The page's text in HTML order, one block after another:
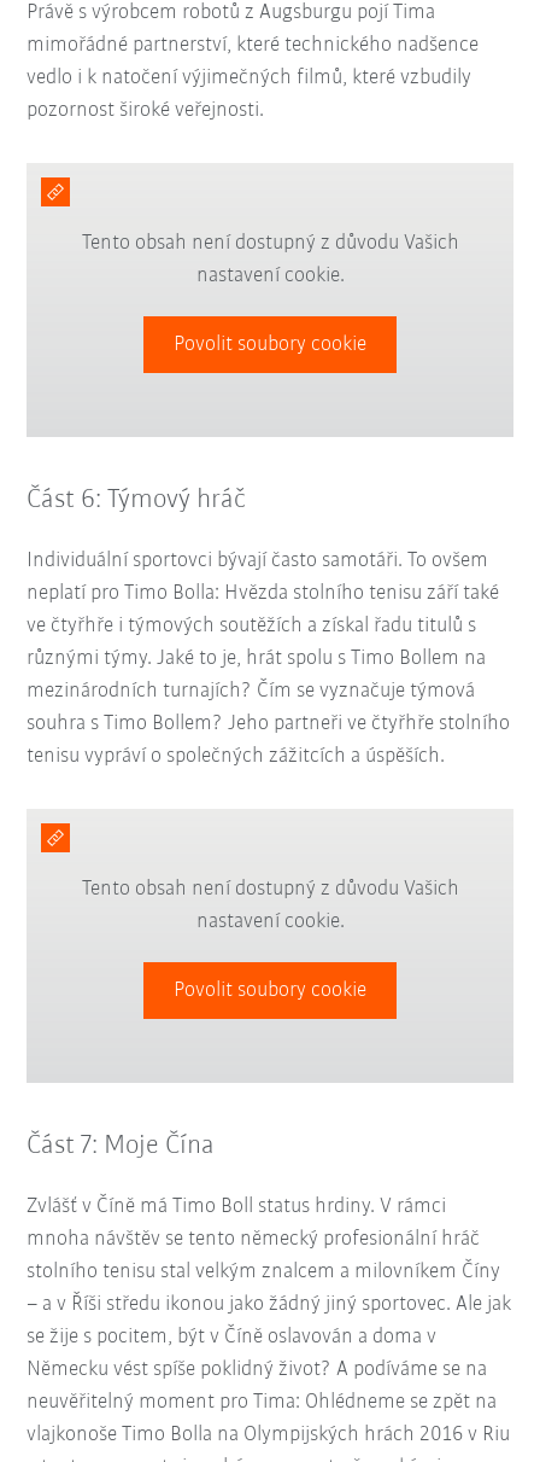
Právě s výrobcem robotů z Augsburgu pojí Tima
mimořádné partnerství, které technického nadšence
vedlo i k natočení výjimečných filmů, které vzbudily
pozornost široké veřejnosti.
Tento obsah není dostupný z důvodu Vašich
nastavení cookie.
Povolit soubory cookie
Část 6: Týmový hráč
Individuální sportovci bývají často samotáři. To ovšem
neplatí pro Timo Bolla: Hvězda stolního tenisu září také
ve čtyřhře i týmových soutěžích a získal řadu titulů s
různými týmy. Jaké to je, hrát spolu s Timo Bollem na
mezinárodních turnajích? Čím se vyznačuje týmová
souhra s Timo Bollem? Jeho partneři ve čtyřhře stolního
tenisu vypráví o společných zážitcích a úspěších.
Tento obsah není dostupný z důvodu Vašich
nastavení cookie.
Povolit soubory cookie
Část 7: Moje Čína
Zvlášť v Číně má Timo Boll status hrdiny. V rámci
mnoha návštěv se tento německý profesionální hráč
stolního tenisu stal velkým znalcem a milovníkem Číny
– a v Říši středu ikonou jako žádný jiný sportovec. Ale jak
se žije s pocitem, být v Číně oslavován a doma v
Německu vést spíše poklidný život? A podíváme se na
neuvěřitelný moment pro Tima: Ohlédneme se zpět na
vlajkonoše Timo Bolla na Olympijských hrách 2016 v Riu